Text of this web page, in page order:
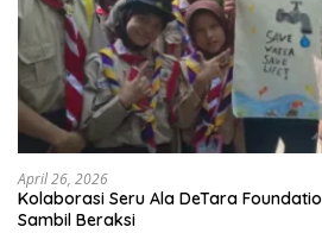
April 26, 2026
Kolaborasi Seru Ala DeTara
Sambil Beraksi